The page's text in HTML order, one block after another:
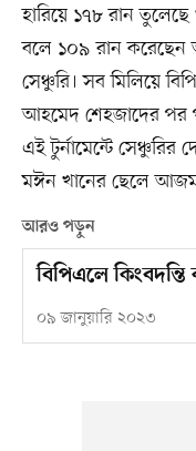
হারিয়ে ১৭৮ রান
বলে ১০৯ রান করেছেন
সেঞ্চুরি। সব মিলিয়ে
আহমেদ শেহজাদের পর
এই টুর্নামেন্টে সেঞ্চুরির
মঈন খানের ছেলে
আরও পড়ুন
বিপিএলে কিংবদন্তি
০৯ জানুয়ারি ২০২৩